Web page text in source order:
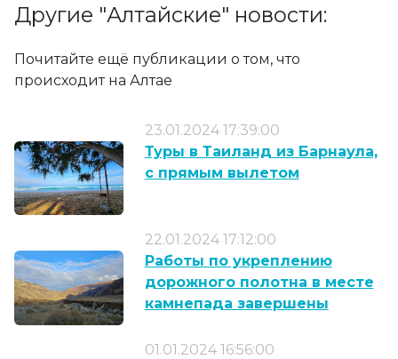
Другие "Алтайские" новости:
Почитайте ещё публикации о том, что
происходит на Алтае
23.01.2024 17:39:00
Туры в Таиланд из Барнаула,
с прямым вылетом
22.01.2024 17:12:00
Работы по укреплению
дорожного полотна в месте
камнепада завершены
01.01.2024 16:56:00